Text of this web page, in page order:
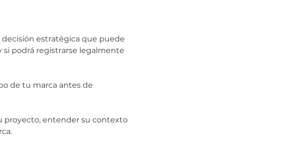
decisión estratégica que puede
si podrá registrarse legalmente
de tu marca antes de
proyecto, entender su contexto